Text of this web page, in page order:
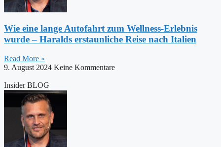
Wie eine lange Autofahrt zum Wellness-Erlebnis
wurde – Haralds erstaunliche Reise nach Italien
Read More »
9. August 2024 Keine Kommentare
Insider BLOG